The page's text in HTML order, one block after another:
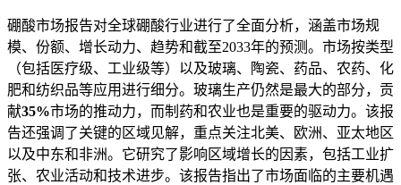
硼酸市场报告对全球硼酸行业进行了全面分析，涵盖市场规
模、份额、增长动力、趋势和截至2033年的预测。市场按类型
（包括医疗级、工业级等）以及玻璃、陶瓷、药品、农药、化
肥和纺织品等应用进行细分。玻璃生产仍然是最大的部分，贡
献35%市场的推动力，而制药和农业也是重要的驱动力。该报
告还强调了关键的区域见解，重点关注北美、欧洲、亚太地区
以及中东和非洲。它研究了影响区域增长的因素，包括工业扩
张、农业活动和技术进步。该报告指出了市场面临的主要机遇